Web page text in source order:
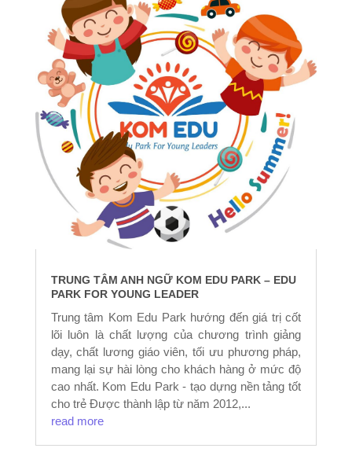
TRUNG TÂM ANH NGỮ KOM EDU PARK – EDU
PARK FOR YOUNG LEADER
Trung tâm Kom Edu Park hướng đến giá trị cốt
lõi luôn là chất lượng của chương trình giảng
dạy, chất lương giáo viên, tối ưu phương pháp,
mang lại sự hài lòng cho khách hàng ở mức độ
cao nhất. Kom Edu Park - tạo dựng nền tảng tốt
cho trẻ Được thành lập từ năm 2012,...
read more